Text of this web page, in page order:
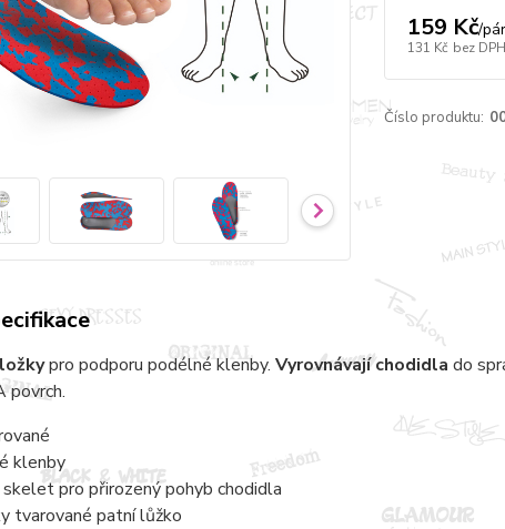
159 Kč/pár
131 Kč bez DPH
Číslo produktu:
pro podporu podélné klenby. Vyrovnávají chodidla do
povrch.
klenby
pro přirozený pohyb chodidla
tvarované patní lůžko